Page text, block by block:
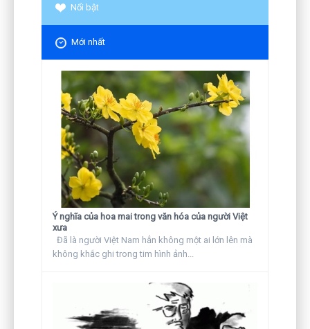
Nổi bật
Mới nhất
Ý nghĩa của hoa mai trong văn hóa của người Việt
xưa
Đã là người Việt Nam hẳn không một ai lớn lên mà
không khắc ghi trong tim hình ảnh...